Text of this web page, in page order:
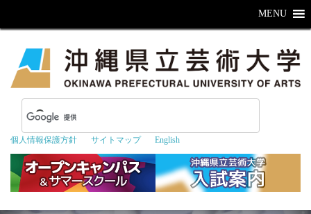
個人情報保護方針 サイトマップ English
MENU